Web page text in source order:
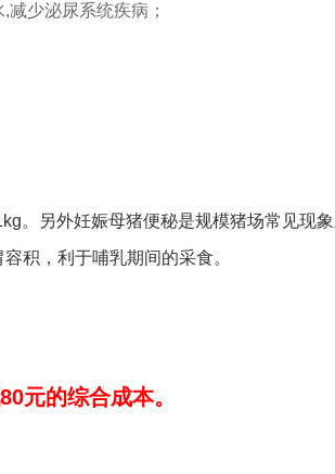
少泌尿系统疾病；
。另外妊娠母猪便秘是规模猪场常见现
积，利于哺乳期间的采食。
元的综合成本。